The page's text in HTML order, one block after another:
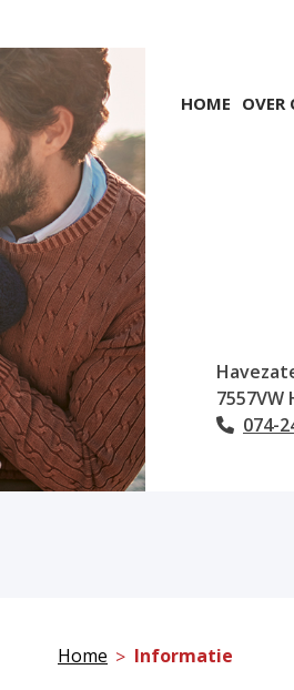
HOME OVER
7557VW
Tel:
074-
Home Informatie